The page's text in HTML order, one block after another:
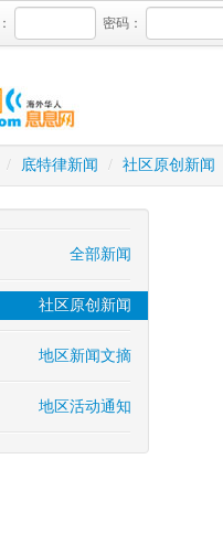
密码：
/ 底特律新闻 / 社区原创新闻
全部新闻
社区原创新闻
地区新闻文摘
地区活动通知